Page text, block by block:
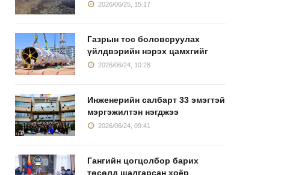
2026/06/25, 15:17
Газрын тос боловсруулах
үйлдвэрийн нэрэх цамхгийг
2026/06/24, 10:28
Инженерийн салбарт 33 эмэгтэй
мэргэжилтэн нэгджээ
2026/06/24, 09:41
Гангийн цогцолбор барих
төсөлд шалгарсан хоёр